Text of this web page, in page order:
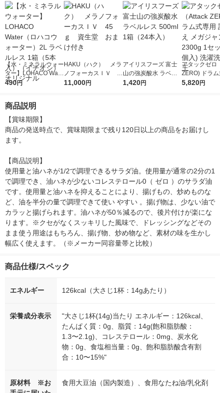
【水・ミネラルウォー
ター】LOHACO Wate
r（ロハコウォータ
シ） オリジナル
490円
HAKU（ハク） メラ
ノフォーカスＩＶ 4
5ｇ 資生堂 おまけ
11,000円
アイリスフーズ 富士
山の強炭酸水 ラベル
レス 500ml 1箱（24
1,420円
アタックゼロ
ZERO) ドラ
詰め替え メガ
5,820円
商品説明
【賞味期限】
商品の発送時点で、賞味期限まで残り120日以上の商品をお届けし
ます。
【商品説明】
使用量と油ハネが1/2で調理できるサラダ油。使用量が通常の2分の1
で調理でき、油ハネが少ないコレステロール0（ ゼロ ）のサラダ油
です。使用量と油ハネを抑えることにより、揚げもの、炒めものな
ど、油を半分の量で調理できて使い やすい 。揚げ物は、少ない油で
カラッと揚げられます。油ハネが50％減るので、後片付けが楽にな
ります。※クセがなくスッキリした風味で、ドレッシングなどその
まま使う用途はもちろん、揚げ物、炒め物など、素材の味を生かし
幅広く使えます。（※メーカー同容量帯と比較）
商品仕様/スペック
エネルギー 126kcal（大さじ1杯：14gあたり）
栄養成分表示
"大さじ1杯(14g)当たり エネルギー：126kcal、
たんぱく質：0g、脂質：14g(飽和脂肪酸：
1.3〜2.1g)、コレステロール：0mg、炭水化
物：0g、食塩相当量：0g、飽和脂肪酸含有割
合：10〜15%"
原材料 ※お
食用大豆油（国内製造）、食用なたね油/乳化剤